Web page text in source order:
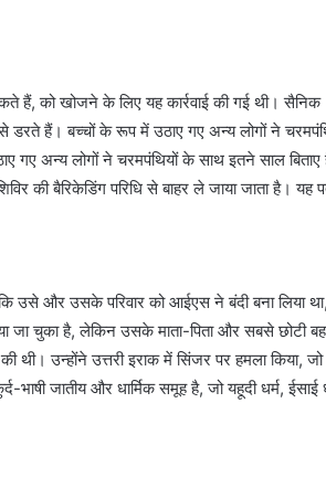
हैं, को खोजने के लिए यह कार्रवाई की गई थी। सैनिक
हैं। बच्चों के रूप में उठाए गए अन्य लोगों ने
गए अन्य लोगों ने चरमपंथियों के साथ इतने साल बिताए
की बैरिकेडिंग परिधि से बाहर ले जाया जाता है। यह
कि उसे और उसके परिवार को आईएस ने बंदी बना लिया
जा चुका है, लेकिन उसके माता-पिता और सबसे छोटी
उन्होंने उत्तरी इराक में सिंजर पर हमला किया, जो
जातीय और धार्मिक समूह है, जो यहूदी धर्म, ईसाई